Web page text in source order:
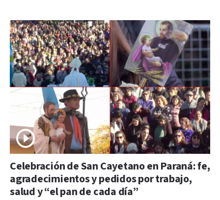
Celebración de San Cayetano en Paraná: fe,
agradecimientos y pedidos por trabajo,
salud y “el pan de cada día”